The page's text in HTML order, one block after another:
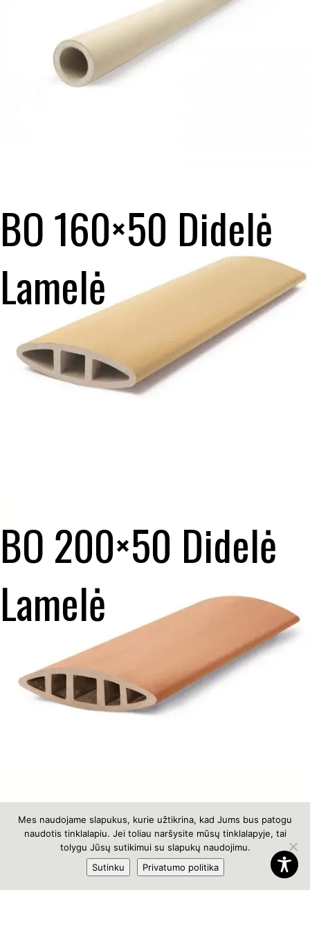
BO 160×50 Didelė
Lamelė
BO 200×50 Didelė
Lamelė
BO 300×62 Lamelė
Mes naudojame slapukus, kurie užtikrina, kad Jums bus patogu
naudotis tinklalapiu. Jei toliau naršysite mūsų tinklalapyje, tai
tolygu Jūsų sutikimui su slapukų naudojimu.
Sutinku
Privatumo politika